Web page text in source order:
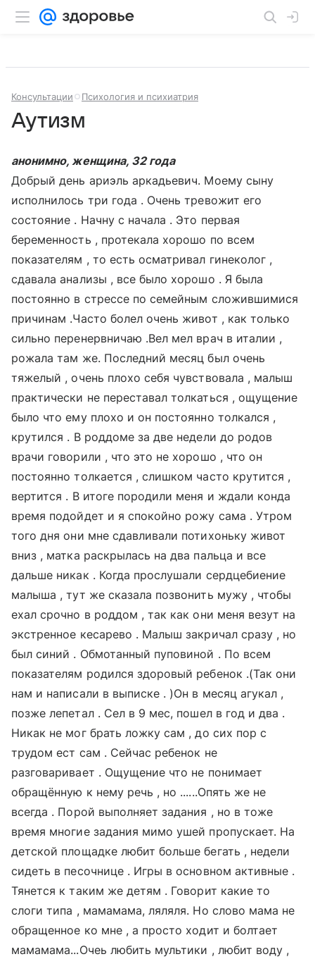
Консультации Психология и психиатрия
Аутизм
анонимно, женщина, 32 года
Добрый день ариэль аркадьевич. Моему сыну
исполнилось три года . Очень тревожит его
состояние . Начну с начала . Это первая
беременность , протекала хорошо по всем
показателям , то есть осматривал гинеколог ,
сдавала анализы , все было хорошо . Я была
постоянно в стрессе по семейным сложившимися
причинам .Часто болел очень живот , как только
сильно перенервничаю .Вел мел врач в италии ,
рожала там же. Последний месяц был очень
тяжелый , очень плохо себя чувствовала , малыш
практически не переставал толкаться , ощущение
было что ему плохо и он постоянно толкался ,
крутился . В роддоме за две недели до родов
врачи говорили , что это не хорошо , что он
постоянно толкается , слишком часто крутится ,
вертится . В итоге породили меня и ждали конда
время подойдет и я спокойно рожу сама . Утром
того дня они мне сдавливали потихоньку живот
вниз , матка раскрылась на два пальца и все
дальше никак . Когда прослушали сердцебиение
малыша , тут же сказала позвонить мужу , чтобы
ехал срочно в роддом , так как они меня везут на
экстренное кесарево . Малыш закричал сразу , но
был синий . Обмотанный пуповиной . По всем
показателям родился здоровый ребенок .(Так они
нам и написали в выписке . )Он в месяц агукал ,
позже лепетал . Сел в 9 мес, пошел в год и два .
Никак не мог брать ложку сам , до сих пор с
трудом ест сам . Сейчас ребенок не
разговаривает . Ощущение что не понимает
обращённую к нему речь , но ......Опять же не
всегда . Порой выполняет задания , но в тоже
время многие задания мимо ушей пропускает. На
детской площадке любит больше бегать , недели
сидеть в песочнице . Игры в основном активные .
Тянется к таким же детям . Говорит какие то
слоги типа , мамамама, ляляля. Но слово мама не
обращенное ко мне , а просто ходит и болтает
мамамама...Очеь любить мультики , любит воду ,